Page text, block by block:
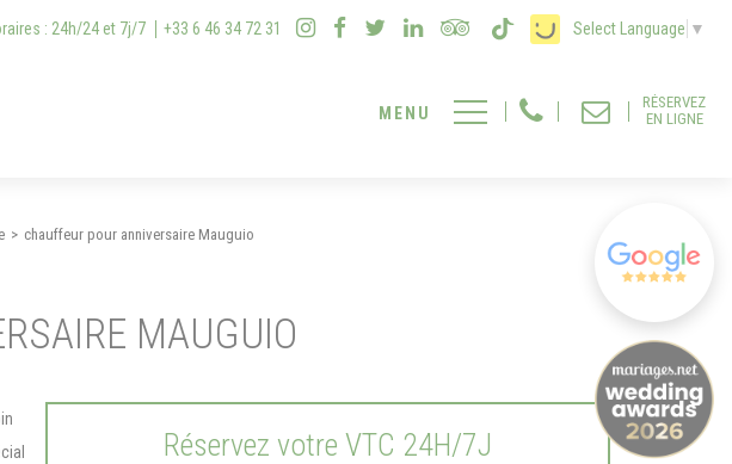
: 24h/24 et 7j/7 +33 6 46 34 72 31 Select Language ▼
RÉSERVEZ
EN LIGNE
chauffeur pour anniversaire Mauguio
MAUGUIO
Réservez votre VTC 24H/7J